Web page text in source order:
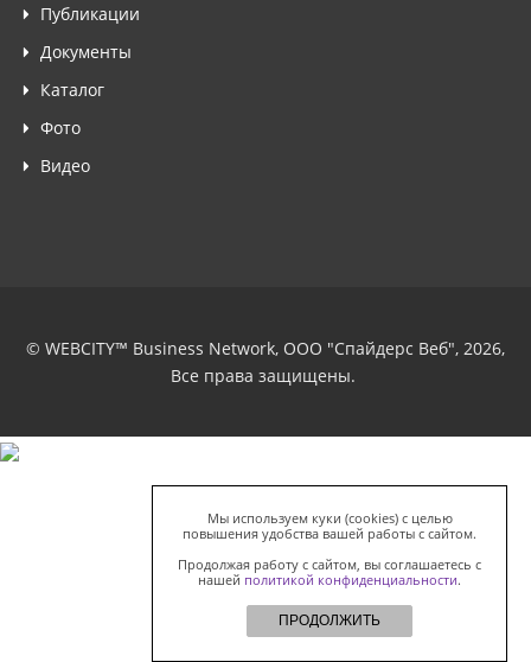
Публикации
Документы
Каталог
Фото
Видео
© WEBCITY™ Business Network, ООО "Спайдерс Веб", 2026,
Все права защищены.
Мы используем куки (cookies) с целью
повышения удобства вашей работы с сайтом.
Продолжая работу с сайтом, вы соглашаетесь с
нашей политикой конфиденциальности.
ПРОДОЛЖИТЬ